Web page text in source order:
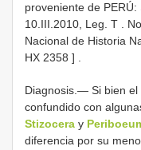
proveniente de
10.III.2010, Leg. T .
Nacional de Historia
HX 2358 ] .
Diagnosis.— Si bien el
confundido con
Stizocera y
diferencia por su